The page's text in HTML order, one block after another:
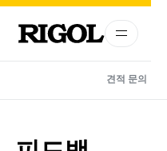
견적 문의